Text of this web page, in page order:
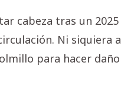
cabeza tras un
Ni siquiera
para hacer